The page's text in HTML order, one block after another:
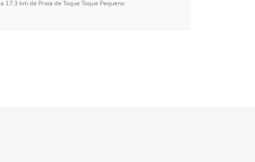
a 17.3 km de Praia de Toque Toque Pequeno